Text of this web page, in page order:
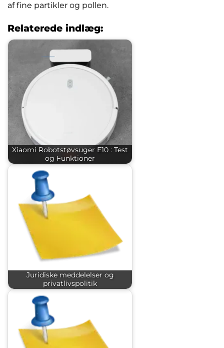
af fine partikler og pollen.
Relaterede indlæg:
Xiaomi Robotstøvsuger E10 : Test
og Funktioner
Juridiske meddelelser og
privatlivspolitik